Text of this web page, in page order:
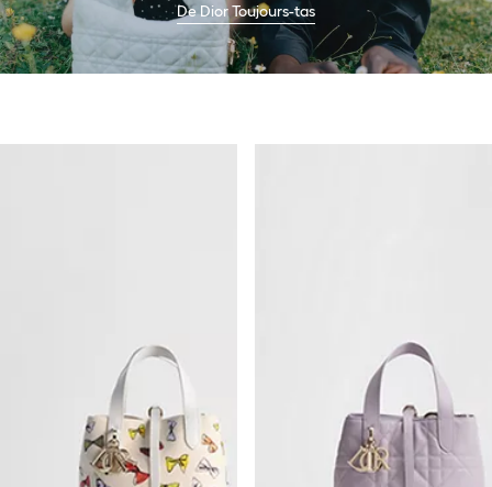
De Dior Toujours-tas